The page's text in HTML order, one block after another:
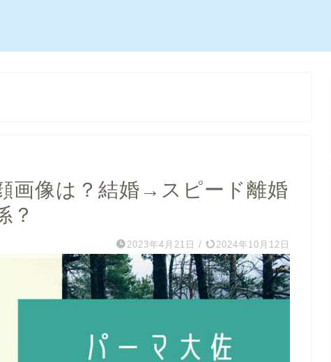
画像は？結婚→スピード離婚
？
2023年4月21日 / 2024年10月12日